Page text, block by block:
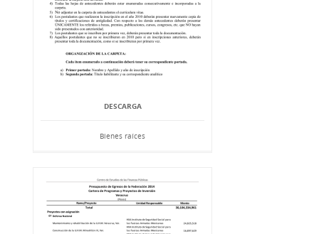
DESCARGA
Bienes raíces